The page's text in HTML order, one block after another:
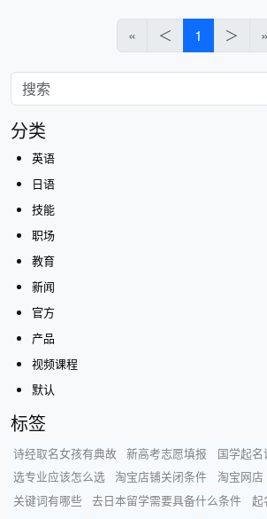
« ＜ 1 ＞ »
分类
英语
日语
技能
职场
教育
新闻
官方
产品
视频课程
默认
标签
诗经取名女孩有典故 新高考志愿填报 国学起名
选专业应该怎么选
淘宝店铺关闭条件 淘宝网店
关键词有哪些
去日本留学需要具备什么条件
起